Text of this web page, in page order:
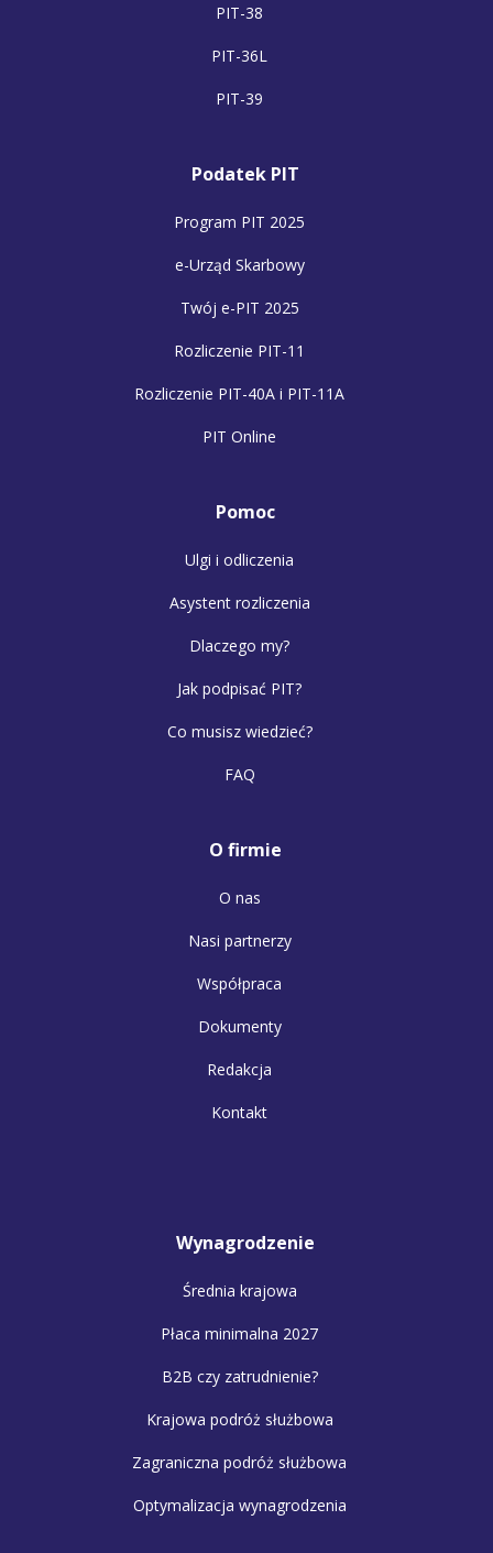
PIT-38
PIT-36L
PIT-39
Podatek PIT
Program PIT 2025
e-Urząd Skarbowy
Twój e-PIT 2025
Rozliczenie PIT-11
Rozliczenie PIT-40A i PIT-11A
PIT Online
Pomoc
Ulgi i odliczenia
Asystent rozliczenia
Dlaczego my?
Jak podpisać PIT?
Co musisz wiedzieć?
FAQ
O firmie
O nas
Nasi partnerzy
Współpraca
Dokumenty
Redakcja
Kontakt
Wynagrodzenie
Średnia krajowa
Płaca minimalna 2027
B2B czy zatrudnienie?
Krajowa podróż służbowa
Zagraniczna podróż służbowa
Optymalizacja wynagrodzenia